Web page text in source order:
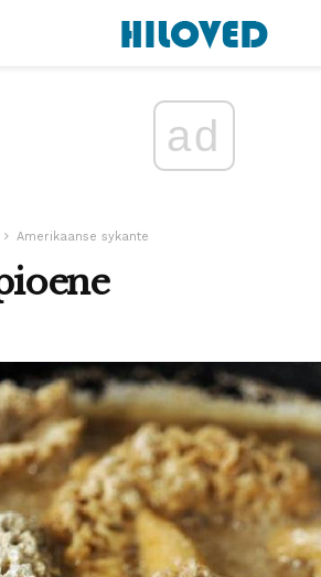
ad
Amerikaanse sykante